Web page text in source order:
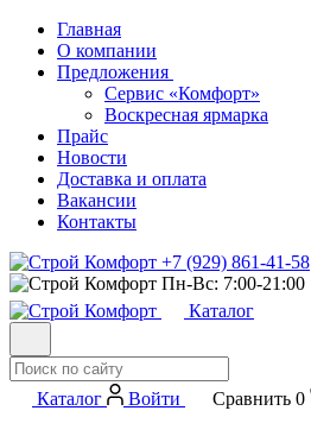
Главная
О компании
Предложения
Сервис «Комфорт»
Воскресная ярмарка
Прайс
Новости
Доставка и оплата
Вакансии
Контакты
+7 (929) 861-41-58
Пн-Вс: 7:00-21:00
Каталог
Каталог Войти Сравнить 0